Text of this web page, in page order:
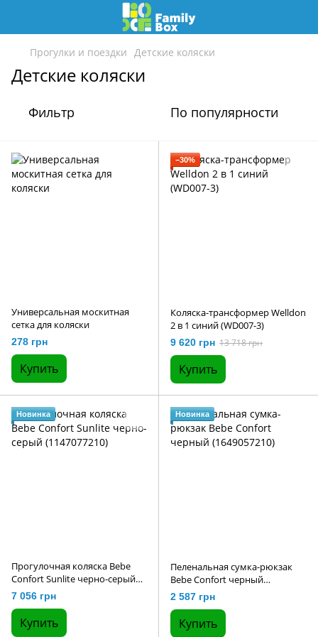
Прогулки и поездки Детские коляски
Детские коляски
Фильтр По популярности
Универсальная москитная
сетка для коляски
278 грн
Купить
−30%
Коляска-трансформер Welldon
2 в 1 синий (WD007-3)
9 620 грн 13 718 грн
Купить
Новинка
Прогулочная коляска Bebe
Confort Sunlite черно-серый
(1147077210)
7 056 грн
Купить
Новинка
Пеленальная сумка-рюкзак
Bebe Confort черный
(1649057210)
2 587 грн
Купить